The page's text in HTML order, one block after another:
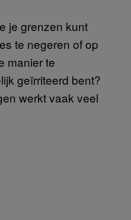
je grenzen kunt
te negeren of op
manier te
geïrriteerd bent?
werkt vaak veel